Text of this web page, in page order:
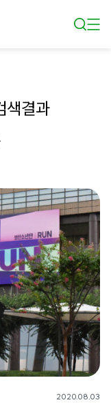
색결과
2020.08.03